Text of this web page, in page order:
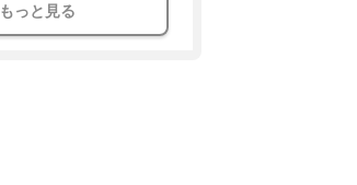
もっと見る